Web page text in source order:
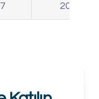
7 20